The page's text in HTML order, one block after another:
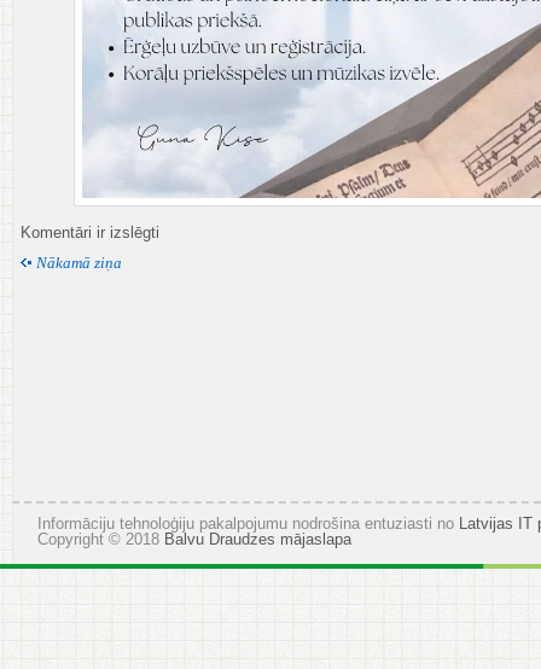
Komentāri ir izslēgti
Nākamā ziņa
Informāciju tehnoloģiju pakalpojumu nodrošina entuziasti no Latvijas IT
Copyright © 2018 Balvu Draudzes mājaslapa